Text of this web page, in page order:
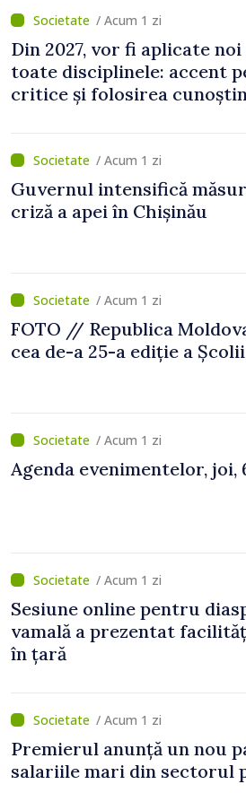
/ Acum 1 zi
Din 2027, vor fi aplicate
toate disciplinele: accent
critice și folosirea
/ Acum 1 zi
Guvernul intensifică
criză a apei în Chișinău
/ Acum 1 zi
FOTO // Republica
cea de-a 25-a ediție a
/ Acum 1 zi
Agenda evenimentelor, joi,
/ Acum 1 zi
Sesiune online pentru
vamală a prezentat
în țară
/ Acum 1 zi
Premierul anunță un nou
salariile mari din sectorul